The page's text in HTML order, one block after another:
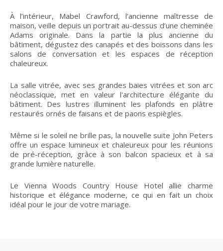
À l’intérieur, Mabel Crawford, l’ancienne maîtresse de
maison, veille depuis un portrait au-dessus d’une cheminée
Adams originale. Dans la partie la plus ancienne du
bâtiment, dégustez des canapés et des boissons dans les
salons de conversation et les espaces de réception
chaleureux.
La salle vitrée, avec ses grandes baies vitrées et son arc
néoclassique, met en valeur l'architecture élégante du
bâtiment. Des lustres illuminent les plafonds en plâtre
restaurés ornés de faisans et de paons espiègles.
Même si le soleil ne brille pas, la nouvelle suite John Peters
offre un espace lumineux et chaleureux pour les réunions
de pré-réception, grâce à son balcon spacieux et à sa
grande lumière naturelle.
Le Vienna Woods Country House Hotel allie charme
historique et élégance moderne, ce qui en fait un choix
idéal pour le jour de votre mariage.